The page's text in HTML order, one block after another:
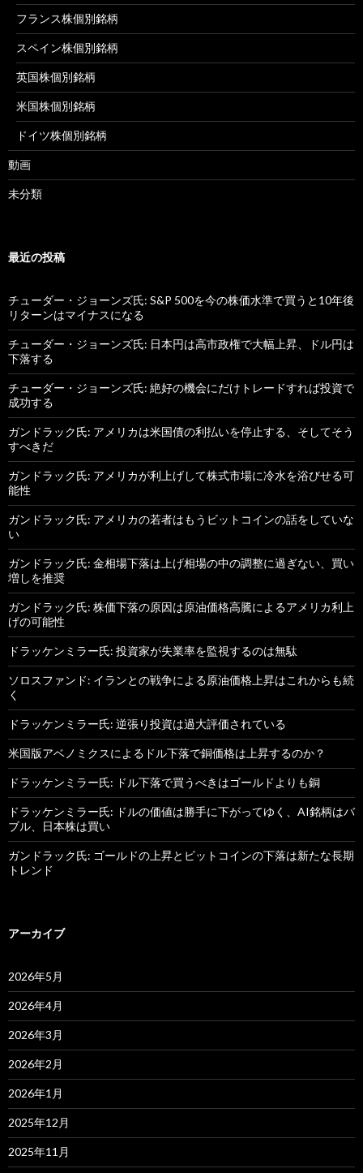
フランス株個別銘柄
スペイン株個別銘柄
英国株個別銘柄
米国株個別銘柄
ドイツ株個別銘柄
動画
未分類
最近の投稿
チューダー・ジョーンズ氏: S&P 500を今の株価水準で買うと10年後
リターンはマイナスになる
チューダー・ジョーンズ氏: 日本円は高市政権で大幅上昇、ドル円は
下落する
チューダー・ジョーンズ氏: 絶好の機会にだけトレードすれば投資で
成功する
ガンドラック氏: アメリカは米国債の利払いを停止する、そしてそう
すべきだ
ガンドラック氏: アメリカが利上げして株式市場に冷水を浴びせる可
能性
ガンドラック氏: アメリカの若者はもうビットコインの話をしていな
い
ガンドラック氏: 金相場下落は上げ相場の中の調整に過ぎない、買い
増しを推奨
ガンドラック氏: 株価下落の原因は原油価格高騰によるアメリカ利上
げの可能性
ドラッケンミラー氏: 投資家が失業率を監視するのは無駄
ソロスファンド: イランとの戦争による原油価格上昇はこれからも続
く
ドラッケンミラー氏: 逆張り投資は過大評価されている
米国版アベノミクスによるドル下落で銅価格は上昇するのか？
ドラッケンミラー氏: ドル下落で買うべきはゴールドよりも銅
ドラッケンミラー氏: ドルの価値は勝手に下がってゆく、AI銘柄はバ
ブル、日本株は買い
ガンドラック氏: ゴールドの上昇とビットコインの下落は新たな長期
トレンド
アーカイブ
2026年5月
2026年4月
2026年3月
2026年2月
2026年1月
2025年12月
2025年11月